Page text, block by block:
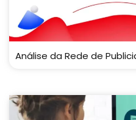
Análise da Rede de